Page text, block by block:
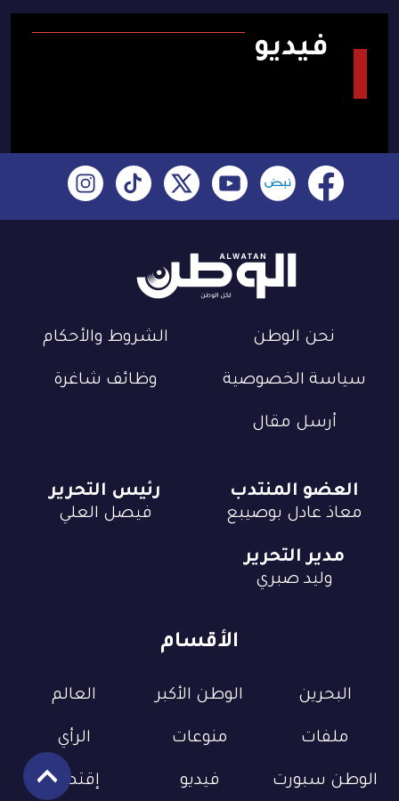
فيديو
نحن الوطن الشروط والأحكام
سياسة الخصوصية وظائف شاغرة
أرسل مقال
الأقسام
البحرين الوطن الأكبر العالم
ملفات منوعات الرأي
الوطن سبورت فيديو إقتصاد
العضو المنتدب
معاذ عادل بوصيبع
رئيس التحرير
فيصل العلي
مدير التحرير
وليد صبري